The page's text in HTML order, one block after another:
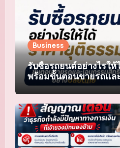
Business
รับซื้อรถยนต์อย่างไรใ
พร้อมขั้นตอนขายรถแล
อย่างปลอดภัย